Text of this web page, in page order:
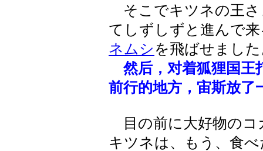
そこでキツネの王さ
てしずしずと進んで
ネムシ を飛ばせまし
然后，对着狐狸国王
前行的地方，宙斯放了
目の前に大好物のコ
キツネは、もう、食